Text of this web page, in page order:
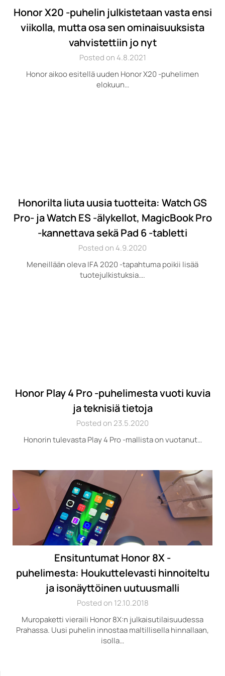
Honor X20 -puhelin julkistetaan vasta ensi
viikolla, mutta osa sen ominaisuuksista
vahvistettiin jo nyt
Posted on 4.8.2021
Honor aikoo esitellä uuden Honor X20 -puhelimen
elokuun…
Honorilta liuta uusia tuotteita: Watch GS
Pro- ja Watch ES -älykellot, MagicBook Pro
-kannettava sekä Pad 6 -tabletti
Posted on 4.9.2020
Meneillään oleva IFA 2020 -tapahtuma poikii lisää
tuotejulkistuksia….
Honor Play 4 Pro -puhelimesta vuoti kuvia
ja teknisiä tietoja
Posted on 23.5.2020
Honorin tulevasta Play 4 Pro -mallista on vuotanut…
Ensituntumat Honor 8X -
puhelimesta: Houkuttelevasti hinnoiteltu
ja isonäyttöinen uutuusmalli
Posted on 12.10.2018
Muropaketti vieraili Honor 8X:n julkaisutilaisuudessa
Prahassa. Uusi puhelin innostaa maltillisella hinnallaan,
isolla…